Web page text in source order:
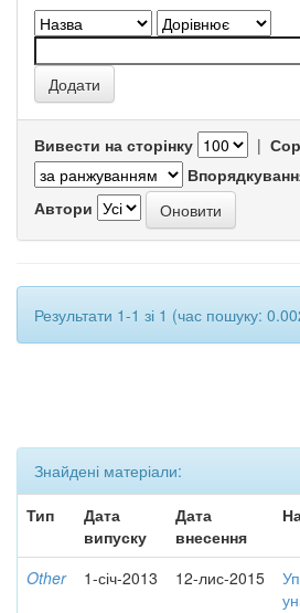
Вивести на сторінку |
Автори
Результати 1-1 зі 1 (час пошуку:
Знайдені матеріали:
Тип
Дата
випуску
Дата
внесення
Other 1-січ-2013 12-лис-2015